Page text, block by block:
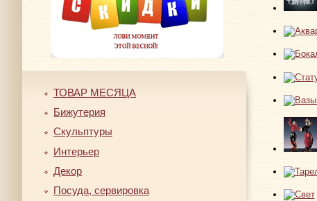
ТОВАР МЕСЯЦА
Бижутерия
Скульптуры
Интерьер
Декор
Посуда, сервировка